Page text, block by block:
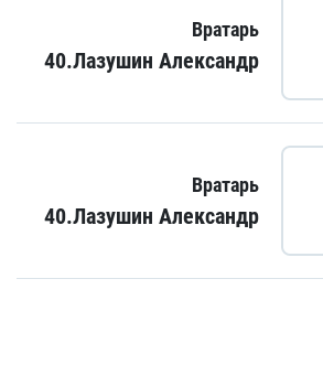
Вратарь
40.Лазушин Александр
Вратарь
40.Лазушин Александр